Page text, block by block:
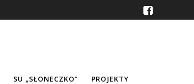
SU „SŁONECZKO” PROJEKTY